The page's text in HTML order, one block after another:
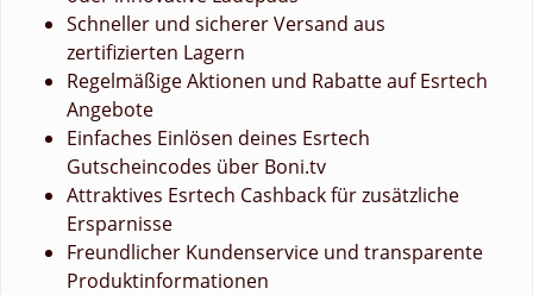
Schneller und sicherer Versand aus
zertifizierten Lagern
Regelmäßige Aktionen und Rabatte auf Esrtech
Angebote
Einfaches Einlösen deines Esrtech
Gutscheincodes über Boni.tv
Attraktives Esrtech Cashback für zusätzliche
Ersparnisse
Freundlicher Kundenservice und transparente
Produktinformationen